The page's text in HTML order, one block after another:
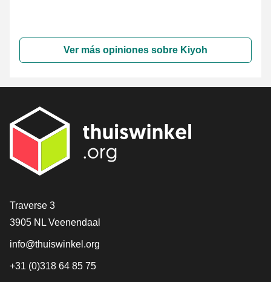
Ver más opiniones sobre Kiyoh
[_General:Contact]
Traverse 3
3905 NL Veenendaal
info@thuiswinkel.org
+31 (0)318 64 85 75